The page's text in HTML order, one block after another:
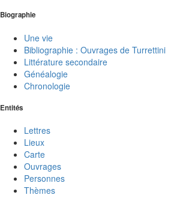
Biographie
Une vie
Bibliographie : Ouvrages de Turrettini
Littérature secondaire
Généalogie
Chronologie
Entités
Lettres
Lieux
Carte
Ouvrages
Personnes
Thèmes